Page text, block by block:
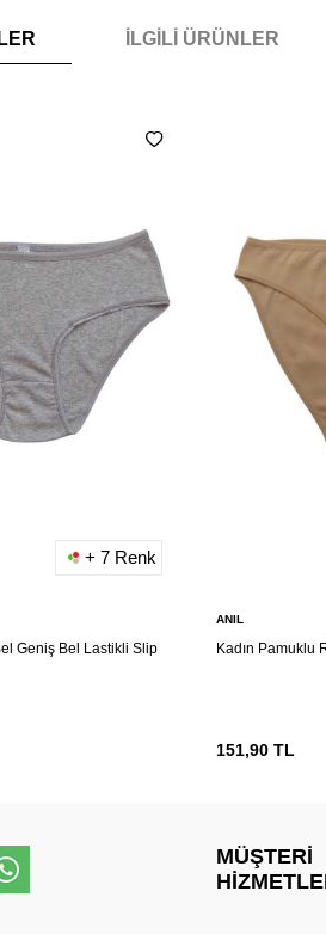
İLGILI ÜRÜNLER
+ 7 Renk
Geniş Bel Lastikli Slip
ANIL
Kadın Pamuklu
151,90 TL
MÜŞTERI